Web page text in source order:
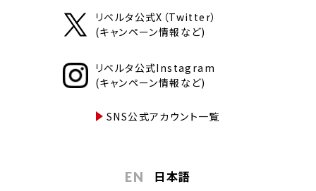
リベルタ公式X（Twitter）
(キャンペーン情報など)
リベルタ公式Instagram
(キャンペーン情報など)
SNS公式アカウント一覧
EN 日本語